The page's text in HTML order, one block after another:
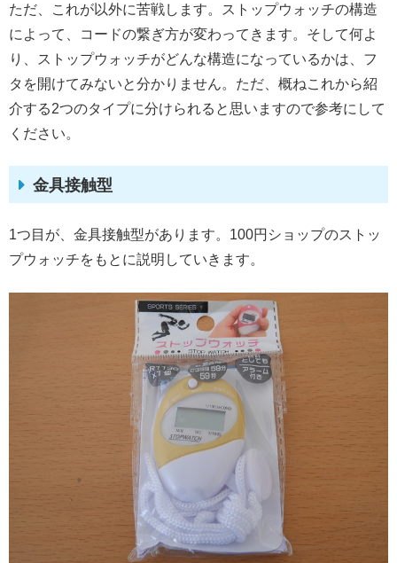
ただ、これが以外に苦戦します。ストップウォッチの構造
によって、コードの繋ぎ方が変わってきます。そして何よ
り、ストップウォッチがどんな構造になっているかは、フ
タを開けてみないと分かりません。ただ、概ねこれから紹
介する2つのタイプに分けられると思いますので参考にして
ください。
金具接触型
1つ目が、金具接触型があります。100円ショップのストッ
プウォッチをもとに説明していきます。